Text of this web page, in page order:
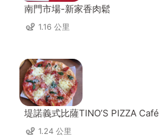
南門市場-新家香肉鬆
1.16 公里
堤諾義式比薩TINO’S PIZZA Café
1.24 公里